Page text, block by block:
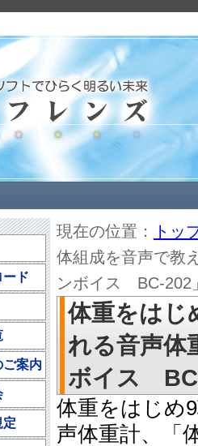
現在の位置：
トッ
体組成を音声で教
ンボイス BC-202
体重をはじ
れる音声体
ボイス
体重をはじめ
声体重計、「
ード
ご案内
定